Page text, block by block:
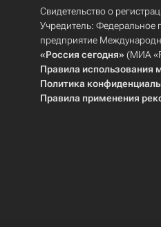
Свидетельство о
Учредитель: Федеральное
предприятие
«Россия сегодня» (МИА
Правила использования
Политика
Правила применения